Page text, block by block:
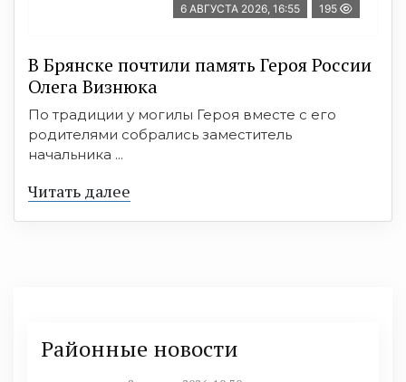
6 АВГУСТА 2026, 16:55 195
В Брянске почтили память Героя России
Олега Визнюка
По традиции у могилы Героя вместе с его
родителями собрались заместитель
начальника ...
Читать далее
Районные новости